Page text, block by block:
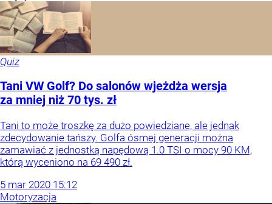
Quiz
Tani VW Golf? Do salonów wjeżdża wersja
za mniej niż 70 tys. zł
Tani to może troszkę za dużo powiedziane, ale jednak
zdecydowanie tańszy. Golfa ósmej generacji można
zamawiać z jednostką napędową 1.0 TSI o mocy 90 KM,
którą wyceniono na 69 490 zł.
5 mar 2020 15:12
Motoryzacja